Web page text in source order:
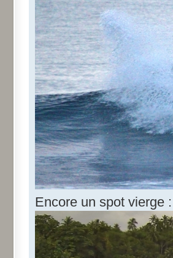
Encore un spot vierge :